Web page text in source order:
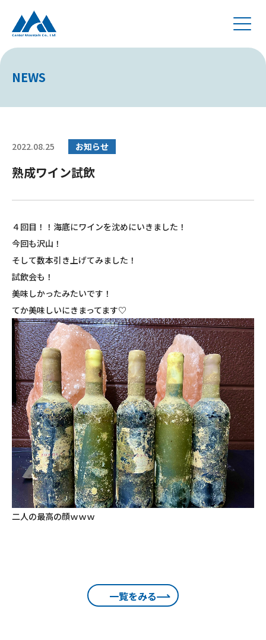
NEWS
2022.08.25 お知らせ
熟成ワイン試飲
４回目！！海底にワインを沈めにいきました！
今回も沢山！
そして数本引き上げてみました！
試飲会も！
美味しかったみたいです！
てか美味しいにきまってます♡
二人の最高の顔ｗｗｗ
一覧をみる